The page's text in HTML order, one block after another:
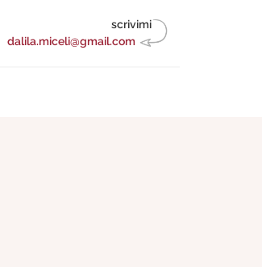
scrivimi
dalila.miceli@gmail.com